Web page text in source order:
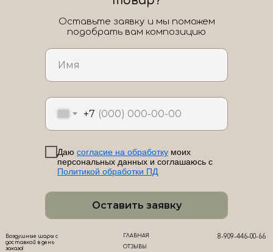
ЛоШАРик на карте Новороссийска — Яндекс Карты
+7
Даю согласие на обработку моих
персональных данных и соглашаюсь с
Политикой обработки ПД
Оставить заявку
Оставьте заявку и мы поможем
подобрать вам композицию
ОТЗЫВЫ
ГЛАВНАЯ 8-909-446-00-66
Воздушные шары с
доставкой в день
заказа!